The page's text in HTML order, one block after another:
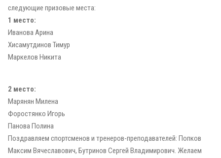
следующие призовые места:
1 место:
Иванова Арина
Хисамутдинов Тимур
Маркелов Никита
2 место:
Марянян Милена
Форостянко Игорь
Панова Полина
Поздравляем спортсменов и тренеров-преподавателей: Попков
Максим Вячеславович, Бутринов Сергей Владимирович. Желаем